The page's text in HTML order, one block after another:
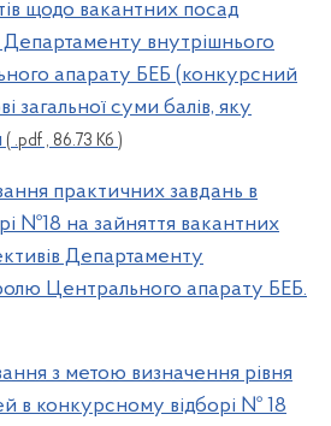
щодо вакантних посад
Департаменту внутрішнього
апарату БЕБ (конкурсний
загальної суми балів, яку
( .pdf , 86.73 Кб )
практичних завдань в
№18 на зайняття вакантних
Департаменту
Центрального апарату БЕБ.
з метою визначення рівня
в конкурсному відборі № 18